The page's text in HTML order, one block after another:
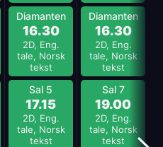
Diamanten
16.30
2D, Eng.
tale, Norsk
tekst
Sal 5
17.15
2D, Eng.
tale, Norsk
tekst
Diamanten
16.30
2D, Eng.
tale, Norsk
tekst
Sal 7
19.00
2D, Eng.
tale, Norsk
tekst